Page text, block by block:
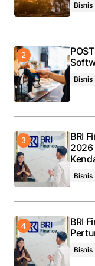
Bisnis
Bisnis
BRI
2026
Bisnis
BRI
Bisnis